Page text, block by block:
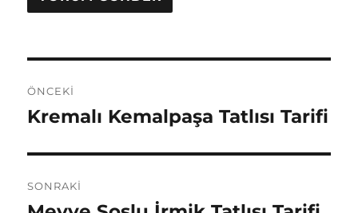
gezinmesi
ÖNCEKI
Önceki
Kremalı Kemalpaşa Tatlısı Tarifi
SONRAKI